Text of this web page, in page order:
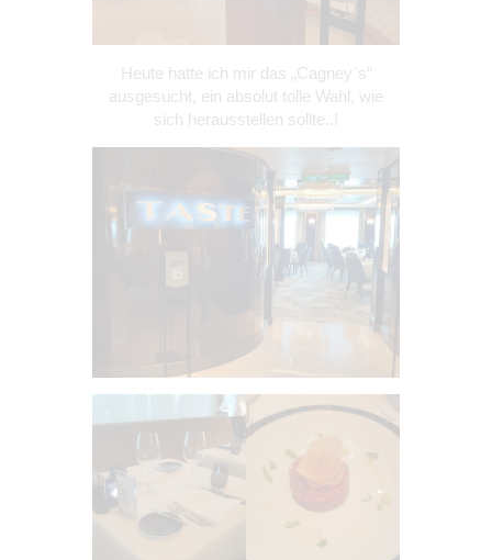
Heute hatte ich mir das „Cagney`s“
ausgesucht, ein absolut tolle Wahl, wie
sich herausstellen sollte..!